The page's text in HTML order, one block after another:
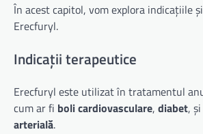
În acest capitol, vom explora indicațiile
Erecfuryl.
Indicații terapeutice
Erecfuryl este utilizat în tratamentul
cum ar fi boli cardiovasculare, diabet, și
arterială.